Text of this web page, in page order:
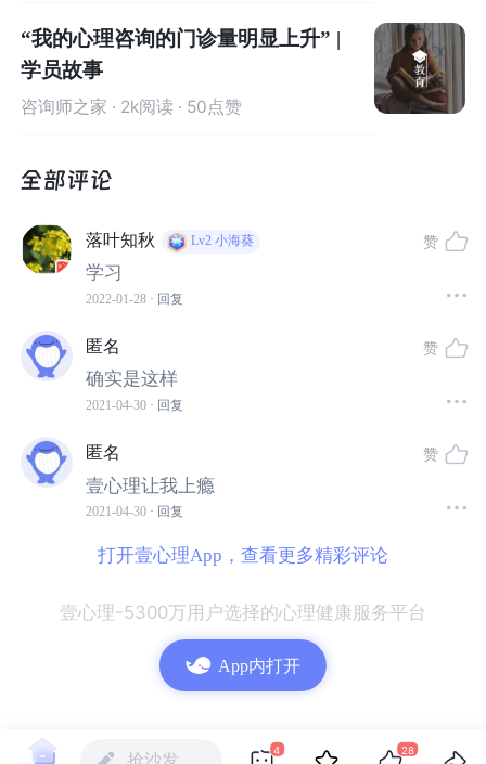
作者为了寻找不讲道理职场的原因，并为其找到解决方
法，他结合心理学，脑科学，行为经济学等，对其进行研
究，发现人的需求、认知、价值观不同直接影响着每个人
的思考方式。或多或少影响着组织和人的偏差，从而出现
不讲道理的职场。
接下来让我们一起来走进这本书中了解下。
什么是不讲道理的职场？
不讲道理的职场，其实就是在职场中，你觉得有道理的，
合乎情理的事情，不一定在公司老板心里合理或者有用。
“我的心理咨询的门诊量明显上升” |
学员故事
咨询师之家 · 2k阅读 · 50点赞
落叶知秋 Lv2 小海葵
学习
2022-01-28 · 回复
赞
匿名
确实是这样
2021-04-30 · 回复
赞
匿名
壹心理让我上瘾
2021-04-30 · 回复
赞
打开壹心理App，查看更多精彩评论
壹心理-5300万用户选择的心理健康服务平台
4 28
App内打开